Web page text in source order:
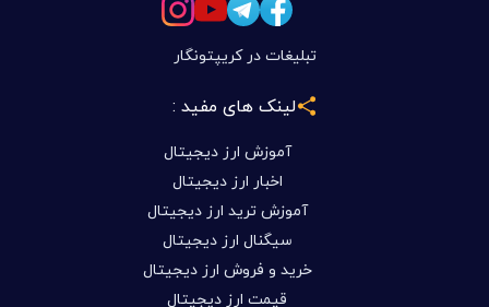
تبلیغات در کریپتونگار
لینک های مفید :
آموزش ارز دیجیتال
اخبار ارز دیجیتال
آموزش ترید ارز دیجیتال
سیگنال ارز دیجیتال
خرید و فروش ارز دیجیتال
قیمت ارز دیجیتال